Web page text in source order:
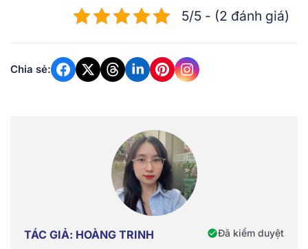
5/5 - (2 đánh giá)
Chia sẻ:
TÁC GIẢ: HOÀNG TRINH Đã kiểm duyệt